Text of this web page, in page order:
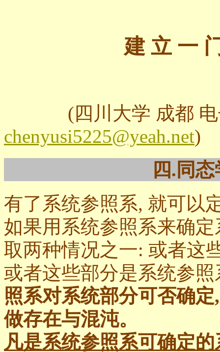
建 立 一
(四川大学 成都 电
chenyusi5225@yeah.net)
四.同
有了系统参照系, 就可以
如果用系统参照系来确
取两种情况之一: 或者这
或者这些部分是系统参
照系对系统部分可否确
做存在与混沌。
凡是系统参照系可确定